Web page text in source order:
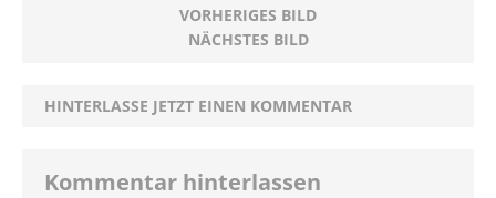
VORHERIGES BILD
NÄCHSTES BILD
HINTERLASSE JETZT EINEN KOMMENTAR
Kommentar hinterlassen